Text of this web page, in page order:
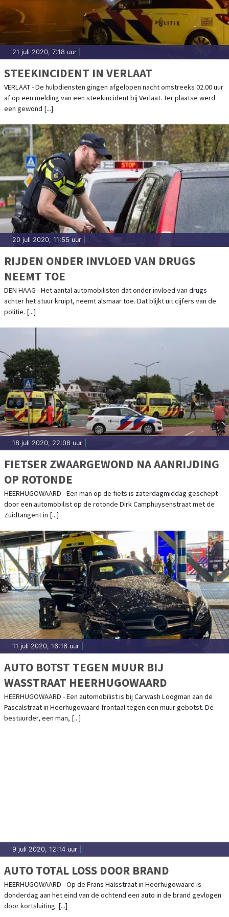
21 juli 2020, 7:18 uur
STEEKINCIDENT IN VERLAAT
VERLAAT - De hulpdiensten gingen afgelopen nacht omstreeks 02.00 uur
af op een melding van een steekincident bij Verlaat. Ter plaatse werd
een gewond [...]
20 juli 2020, 11:55 uur
RIJDEN ONDER INVLOED VAN DRUGS
NEEMT TOE
DEN HAAG - Het aantal automobilisten dat onder invloed van drugs
achter het stuur kruipt, neemt alsmaar toe. Dat blijkt uit cijfers van de
politie. [...]
18 juli 2020, 22:08 uur
FIETSER ZWAARGEWOND NA AANRIJDING
OP ROTONDE
HEERHUGOWAARD - Een man op de fiets is zaterdagmiddag geschept
door een automobilist op de rotonde Dirk Camphuysenstraat met de
Zuidtangent in [...]
11 juli 2020, 16:16 uur
AUTO BOTST TEGEN MUUR BIJ
WASSTRAAT HEERHUGOWAARD
HEERHUGOWAARD - Een automobilist is bij Carwash Loogman aan de
Pascalstraat in Heerhugowaard frontaal tegen een muur gebotst. De
bestuurder, een man, [...]
9 juli 2020, 12:14 uur
AUTO TOTAL LOSS DOOR BRAND
HEERHUGOWAARD - Op de Frans Halsstraat in Heerhugowaard is
donderdag aan het eind van de ochtend een auto in de brand gevlogen
door kortsluiting. [...]